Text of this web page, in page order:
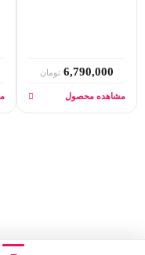
6,790,000 تومان
مشاهده محصول